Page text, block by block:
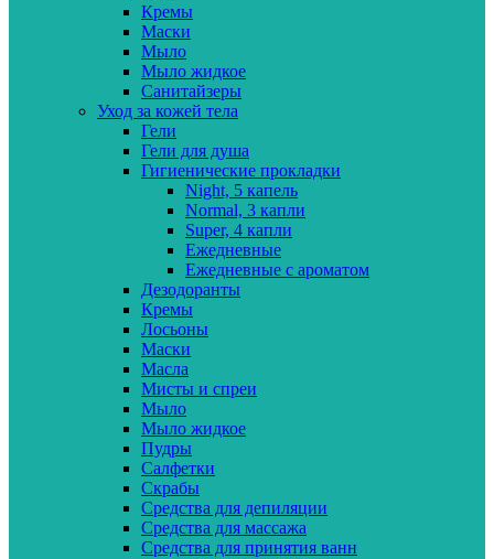
Кремы
Маски
Мыло
Мыло жидкое
Санитайзеры
Уход за кожей тела
Гели
Гели для душа
Гигиенические прокладки
Night, 5 капель
Normal, 3 капли
Super, 4 капли
Ежедневные
Ежедневные с ароматом
Дезодоранты
Кремы
Лосьоны
Маски
Масла
Мисты и спреи
Мыло
Мыло жидкое
Пудры
Салфетки
Скрабы
Средства для депиляции
Средства для массажа
Средства для принятия ванн